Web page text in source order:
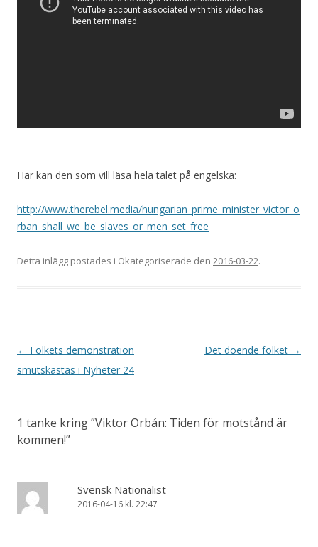
Här kan den som vill läsa hela talet på engelska:
http://www.therebel.media/hungarian_prime_minister_victor_o
rban_shall_we_be_slaves_or_men_set_free
Detta inlägg postades i Okategoriserade den 2016-03-22.
Inläggsnavigering
← Folkets demonstration
smutskastas i Nyheter 24
Det döende folket →
1 tanke kring ”Viktor Orbán: Tiden för motstånd är
kommen!”
Svensk Nationalist
2016-04-16 kl. 22:47